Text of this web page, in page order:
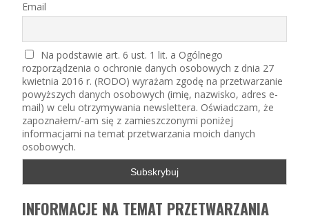
Email
Na podstawie art. 6 ust. 1 lit. a Ogólnego
rozporządzenia o ochronie danych osobowych z dnia 27
kwietnia 2016 r. (RODO) wyrażam zgodę na przetwarzanie
powyższych danych osobowych (imię, nazwisko, adres e-
mail) w celu otrzymywania newslettera. Oświadczam, że
zapoznałem/-am się z zamieszczonymi poniżej
informacjami na temat przetwarzania moich danych
osobowych.
INFORMACJE NA TEMAT PRZETWARZANIA